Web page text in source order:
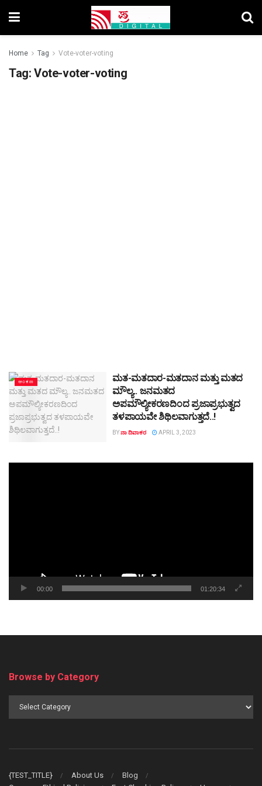
Home Tag Vote-voter-voting
Tag: Vote-voter-voting
ಅಂಕಣ
ಮತ-ಮತದಾರ-ಮತದಾನ ಮತ್ತು ಮತದ
ಮೌಲ್ಯ.. ಜನಮತದ
ಅಪಮೌಲ್ಯೀಕರಣದಿಂದ ಪ್ರಜಾಪ್ರಭುತ್ವದ
ತಳಪಾಯವೇ ಶಿಥಿಲವಾಗುತ್ತದೆ..!
BYನಾ ದಿವಾಕರ APRIL 3, 2023
00:00 01:20:34
Browse by Category
{TEST_TITLE} About Us
Blog